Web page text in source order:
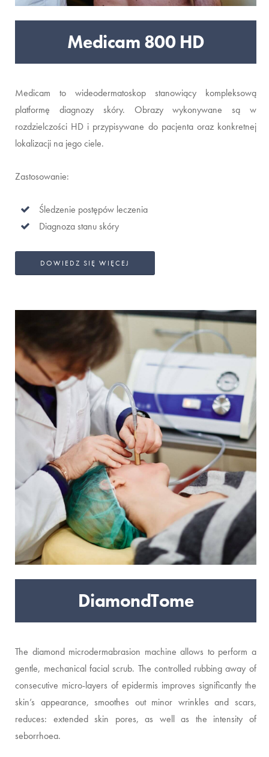
Medicam 800 HD
Medicam to wideodermatoskop stanowiący kompleksową
platformę diagnozy skóry. Obrazy wykonywane są w
rozdzielczości HD i przypisywane do pacjenta oraz konkretnej
lokalizacji na jego ciele.
Zastosowanie:
Śledzenie postępów leczenia
Diagnoza stanu skóry
DOWIEDZ SIĘ WIĘCEJ
DiamondTome
The diamond microdermabrasion machine allows to perform a
gentle, mechanical facial scrub. The controlled rubbing away of
consecutive micro-layers of epidermis improves significantly the
skin’s appearance, smoothes out minor wrinkles and scars,
reduces: extended skin pores, as well as the intensity of
seborrhoea.